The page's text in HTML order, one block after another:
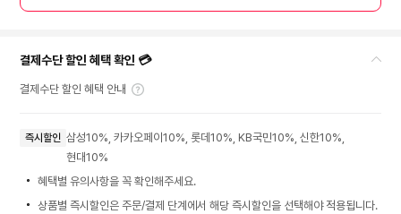
결제수단 할인 혜택 확인 💳
결제수단 할인 혜택 안내
즉시할인 삼성10%, 카카오페이10%, 롯데10%, KB국민10%, 신한10%,
현대10%
혜택별 유의사항을 꼭 확인해주세요.
상품별 즉시할인은 주문/결제 단계에서 해당 즉시할인을 선택해야 적용됩니다.